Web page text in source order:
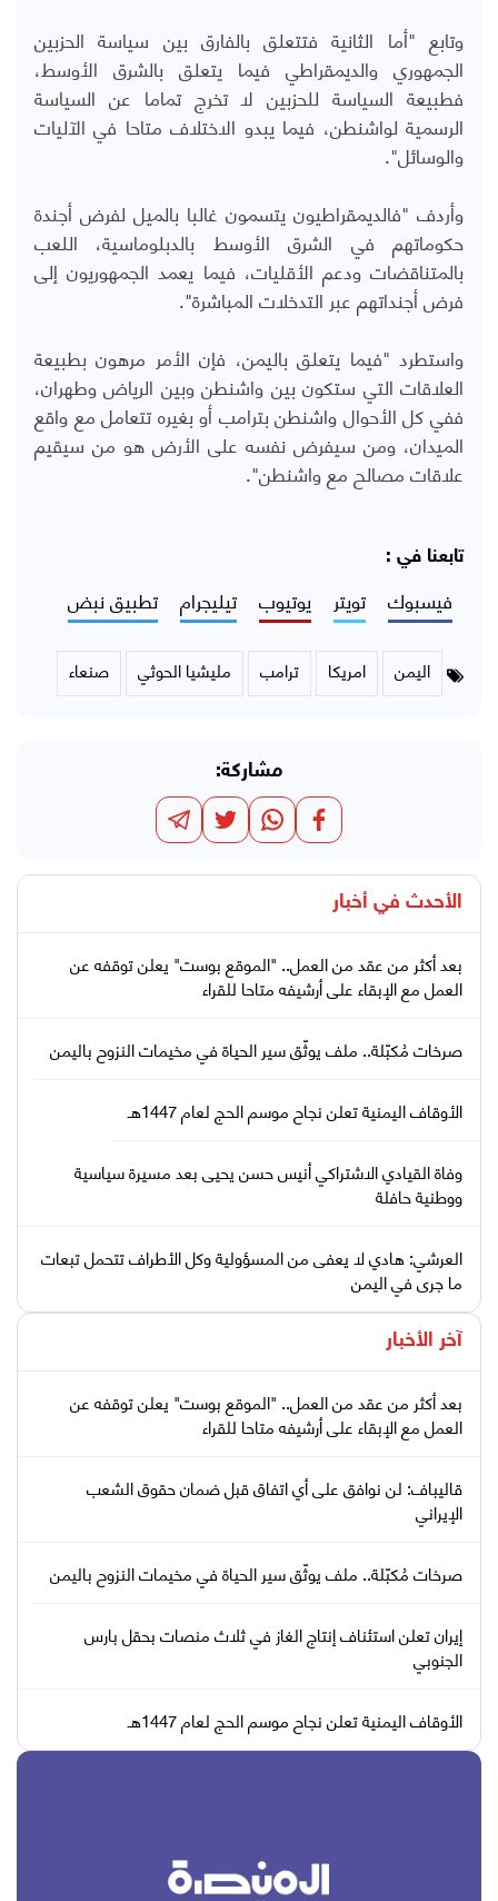
وتابع "أما الثانية فتتعلق بالفارق بين سياسة الحزبين
الجمهوري والديمقراطي فيما يتعلق بالشرق الأوسط،
فطبيعة السياسة للحزبين لا تخرج تماما عن السياسة
الرسمية لواشنطن، فيما يبدو الاختلاف متاحا في الآليات
والوسائل".
وأردف "فالديمقراطيون يتسمون غالبا بالميل لفرض أجندة
حكوماتهم في الشرق الأوسط بالدبلوماسية، اللعب
بالمتناقضات ودعم الأقليات، فيما يعمد الجمهوريون إلى
فرض أجنداتهم عبر التدخلات المباشرة".
واستطرد "فيما يتعلق باليمن، فإن الأمر مرهون بطبيعة
العلاقات التي ستكون بين واشنطن وبين الرياض وطهران،
ففي كل الأحوال واشنطن بترامب أو بغيره تتعامل مع واقع
الميدان، ومن سيفرض نفسه على الأرض هو من سيقيم
علاقات مصالح مع واشنطن".
تابعنا في :
فيسبوك تويتر يوتيوب تيليجرام تطبيق نبض
اليمن امريكا ترامب مليشيا الحوثي صنعاء
مشاركة:
الأحدث في أخبار
بعد أكثر من عقد من العمل.. "الموقع بوست" يعلن توقفه عن
العمل مع الإبقاء على أرشيفه متاحا للقراء
صرخات مُكبّلة.. ملف يوثّق سير الحياة في مخيمات النزوح باليمن
الأوقاف اليمنية تعلن نجاح موسم الحج لعام 1447هـ
وفاة القيادي الاشتراكي أنيس حسن يحيى بعد مسيرة سياسية
ووطنية حافلة
العرشي: هادي لا يعفى من المسؤولية وكل الأطراف تتحمل تبعات
ما جرى في اليمن
آخر الأخبار
بعد أكثر من عقد من العمل.. "الموقع بوست" يعلن توقفه عن
العمل مع الإبقاء على أرشيفه متاحا للقراء
قاليباف: لن نوافق على أي اتفاق قبل ضمان حقوق الشعب
الإيراني
صرخات مُكبّلة.. ملف يوثّق سير الحياة في مخيمات النزوح باليمن
إيران تعلن استئناف إنتاج الغاز في ثلاث منصات بحقل بارس
الجنوبي
الأوقاف اليمنية تعلن نجاح موسم الحج لعام 1447هـ